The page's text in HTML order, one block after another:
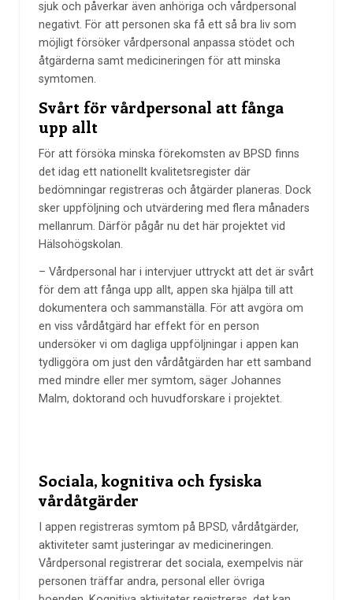
sjuk och påverkar även anhöriga och vårdpersonal
negativt. För att personen ska få ett så bra liv som
möjligt försöker vårdpersonal anpassa stödet och
åtgärderna samt medicineringen för att minska
symtomen.
Svårt för vårdpersonal att fånga
upp allt
För att försöka minska förekomsten av BPSD finns
det idag ett nationellt kvalitetsregister där
bedömningar registreras och åtgärder planeras. Dock
sker uppföljning och utvärdering med flera månaders
mellanrum. Därför pågår nu det här projektet vid
Hälsohögskolan.
– Vårdpersonal har i intervjuer uttryckt att det är svårt
för dem att fånga upp allt, appen ska hjälpa till att
dokumentera och sammanställa. För att avgöra om
en viss vårdåtgärd har effekt för en person
undersöker vi om dagliga uppföljningar i appen kan
tydliggöra om just den vårdåtgärden har ett samband
med mindre eller mer symtom, säger Johannes
Malm, doktorand och huvudforskare i projektet.
Sociala, kognitiva och fysiska
vårdåtgärder
I appen registreras symtom på BPSD, vårdåtgärder,
aktiviteter samt justeringar av medicineringen.
Vårdpersonal registrerar det sociala, exempelvis när
personen träffar andra, personal eller övriga